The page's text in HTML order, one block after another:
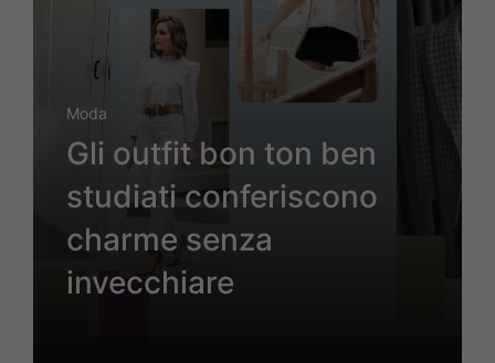
Moda
Gli outfit bon ton ben
studiati conferiscono
charme senza
invecchiare